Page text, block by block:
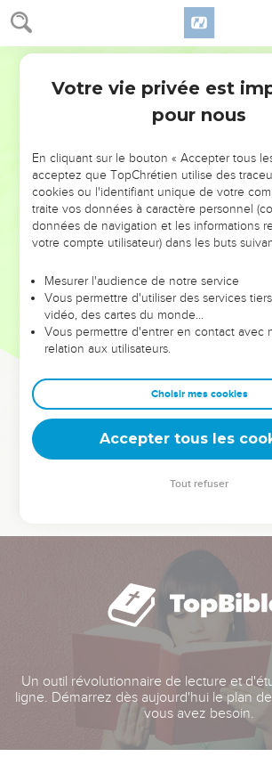
NE MANQUEZ PAS
DE L’ANNÉE !
ET SI LEURS ERREURS POUVAIENT
VOTRES ?
leur foi ou leur vision. Mais on voit moins les
et les saisons difficiles qu'ils ont traversés,
sont elles qui les ont
Dans cette conférence, leaders,
clés pour avancer avec plus de sagesse
deviennent vos tremplins. Que vous guidiez
équipe, un groupe ou une famille, leur
Un outil révolutionnaire de lecture et
ligne. Démarrez dès aujourd'hui le plan
vous avez besoin.
Votre vie privée est
pour nous
En cliquant sur le bouton « Accepter tous
acceptez que TopChrétien utilise des
cookies ou l'identifiant unique de votre
traite vos données à caractère personnel
données de navigation et les informations
votre compte utilisateur) dans les buts
Mesurer l'audience de notre service
Vous permettre d'utiliser des services
vidéo, des cartes du monde…
Vous permettre d'entrer en contact avec
relation aux utilisateurs.
Choisir mes cookies
Accepter tous les
Tout refuser